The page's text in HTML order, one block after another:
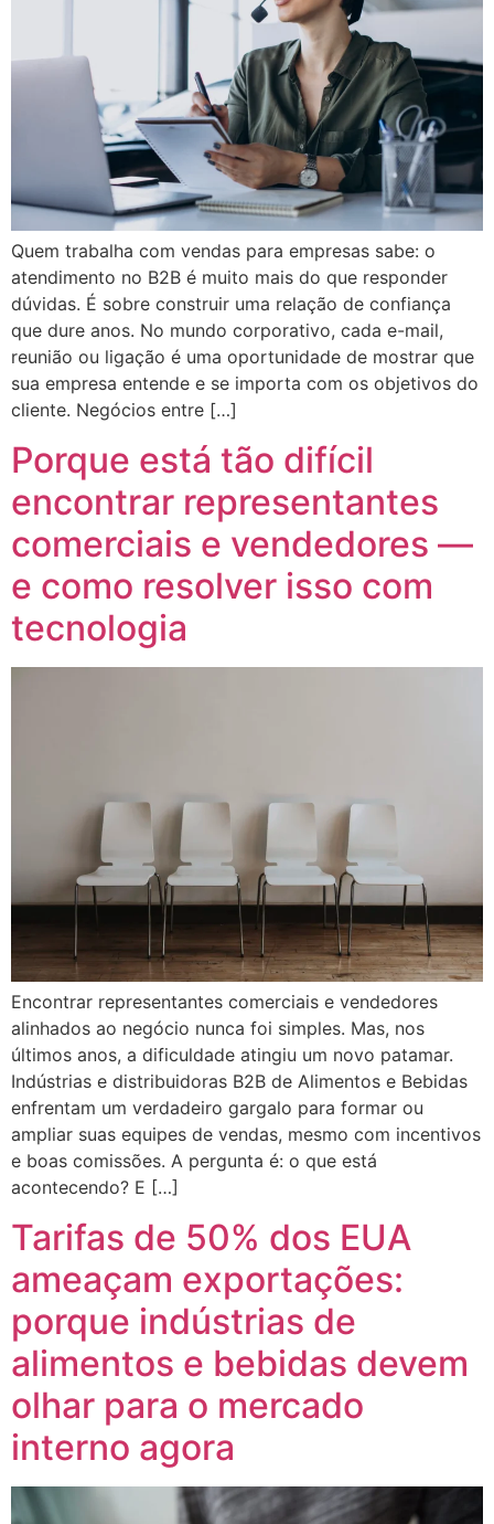
Quem trabalha com vendas para empresas sabe: o
atendimento no B2B é muito mais do que responder
dúvidas. É sobre construir uma relação de confiança
que dure anos. No mundo corporativo, cada e-mail,
reunião ou ligação é uma oportunidade de mostrar que
sua empresa entende e se importa com os objetivos do
cliente. Negócios entre […]
Porque está tão difícil
encontrar representantes
comerciais e vendedores —
e como resolver isso com
tecnologia
Encontrar representantes comerciais e vendedores
alinhados ao negócio nunca foi simples. Mas, nos
últimos anos, a dificuldade atingiu um novo patamar.
Indústrias e distribuidoras B2B de Alimentos e Bebidas
enfrentam um verdadeiro gargalo para formar ou
ampliar suas equipes de vendas, mesmo com incentivos
e boas comissões. A pergunta é: o que está
acontecendo? E […]
Tarifas de 50% dos EUA
ameaçam exportações:
porque indústrias de
alimentos e bebidas devem
olhar para o mercado
interno agora